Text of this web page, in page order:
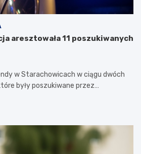
aresztowała 11 poszukiwanych
w Starachowicach w ciągu dwóch
były poszukiwane przez…